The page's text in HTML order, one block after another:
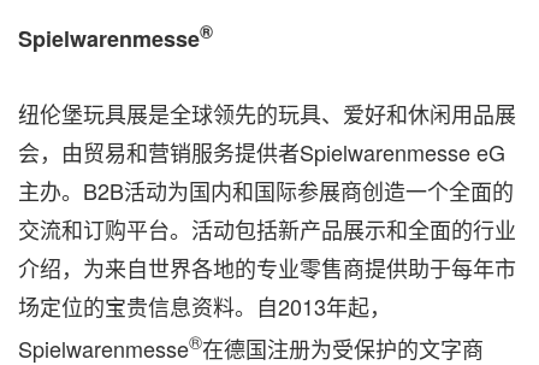
Spielwarenmesse®
纽伦堡玩具展是全球领先的玩具、爱好和休闲用品展
会，由贸易和营销服务提供者Spielwarenmesse eG
主办。B2B活动为国内和国际参展商创造一个全面的
交流和订购平台。活动包括新产品展示和全面的行业
介绍，为来自世界各地的专业零售商提供助于每年市
场定位的宝贵信息资料。自2013年起，
Spielwarenmesse®在德国注册为受保护的文字商